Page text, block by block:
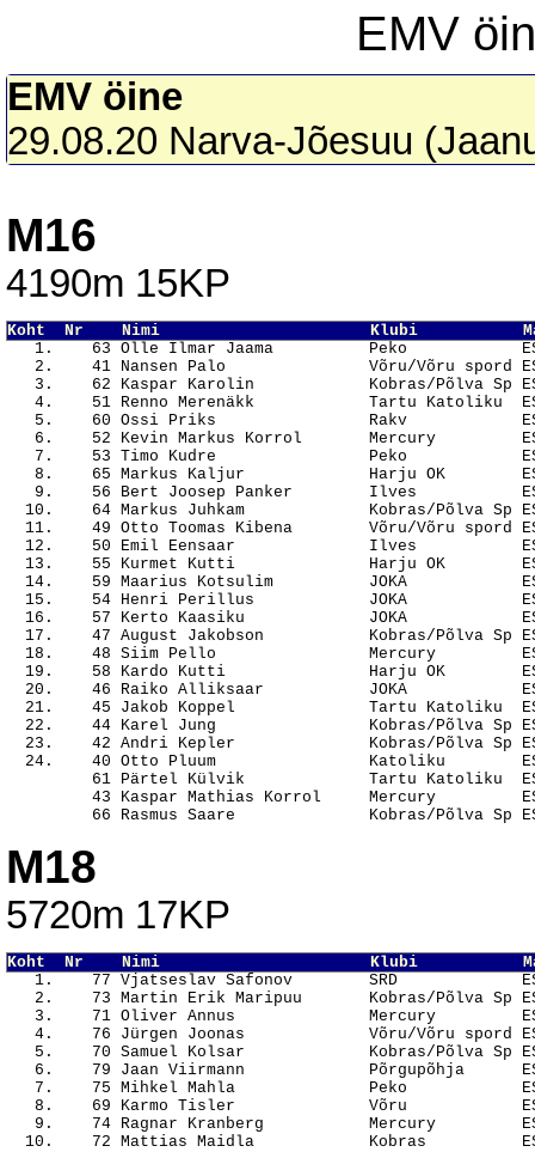
EMV
EMV öine
29.08.20 Narva-Jõesuu
M16
4190m 15KP
Koht  Nr    Nimi                      Klubi
1.    63 Olle Ilmar Jaama          Peko
2.    41 Nansen Palo               Võru/Võru
3.    62 Kaspar Karolin            Kobras/Põlva
4.    51 Renno Merenäkk            Tartu Katoliku
5.    60 Ossi Priks                Rakv
6.    52 Kevin Markus Korrol       Mercury
7.    53 Timo Kudre                Peko
8.    65 Markus Kaljur             Harju OK
9.    56 Bert Joosep Panker        Ilves
10.    64 Markus Juhkam             Kobras/Põlva
11.    49 Otto Toomas Kibena        Võru/Võru
12.    50 Emil Eensaar              Ilves
13.    55 Kurmet Kutti              Harju OK
14.    59 Maarius Kotsulim          JOKA
15.    54 Henri Perillus            JOKA
16.    57 Kerto Kaasiku             JOKA
17.    47 August Jakobson           Kobras/Põlva
18.    48 Siim Pello                Mercury
19.    58 Kardo Kutti               Harju OK
20.    46 Raiko Alliksaar           JOKA
21.    45 Jakob Koppel              Tartu Katoliku
22.    44 Karel Jung                Kobras/Põlva
23.    42 Andri Kepler              Kobras/Põlva
24.    40 Otto Pluum                Katoliku
61 Pärtel Külvik             Tartu Katoliku
43 Kaspar Mathias Korrol     Mercury
M18
5720m 17KP
Koht  Nr    Nimi                      Klubi
1.    77 Vjatseslav Safonov        SRD
2.    73 Martin Erik Maripuu       Kobras/Põlva
3.    71 Oliver Annus              Mercury
4.    76 Jürgen Joonas             Võru/Võru
5.    70 Samuel Kolsar             Kobras/Põlva
6.    79 Jaan Viirmann             Põrgupõhja
7.    75 Mihkel Mahla              Peko
8.    69 Karmo Tisler              Võru
9.    74 Ragnar Kranberg           Mercury
10.    72 Mattias Maidla            Kobras